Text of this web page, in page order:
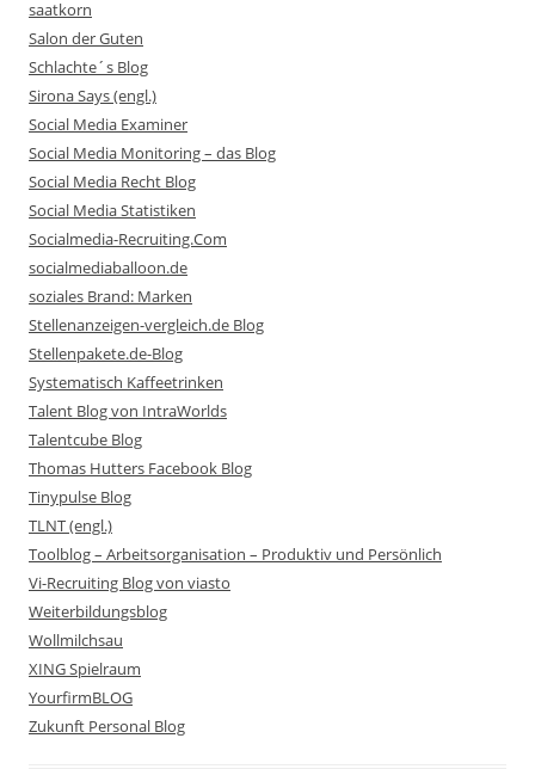
saatkorn
Salon der Guten
Schlachte´s Blog
Sirona Says (engl.)
Social Media Examiner
Social Media Monitoring – das Blog
Social Media Recht Blog
Social Media Statistiken
Socialmedia-Recruiting.Com
socialmediaballoon.de
soziales Brand: Marken
Stellenanzeigen-vergleich.de Blog
Stellenpakete.de-Blog
Systematisch Kaffeetrinken
Talent Blog von IntraWorlds
Talentcube Blog
Thomas Hutters Facebook Blog
Tinypulse Blog
TLNT (engl.)
Toolblog – Arbeitsorganisation – Produktiv und Persönlich
Vi-Recruiting Blog von viasto
Weiterbildungsblog
Wollmilchsau
XING Spielraum
YourfirmBLOG
Zukunft Personal Blog